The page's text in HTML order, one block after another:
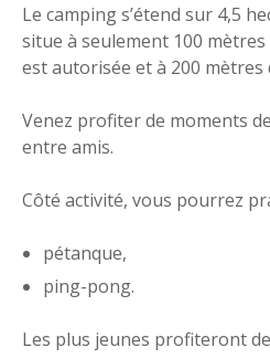
Le camping s’étend sur 4,5
situe à seulement 100 mètres
est autorisée et à 200 mètres
Venez profiter de moments
entre amis.
Côté activité, vous pourrez
pétanque,
ping-pong.
Les plus jeunes profiteront de